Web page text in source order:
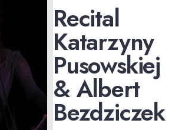
Recital
Katarzyny
Pusowskiej
& Albert
Bezdziczek